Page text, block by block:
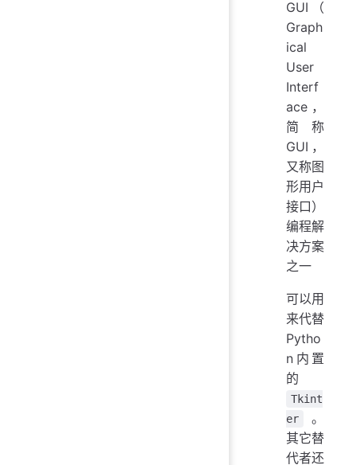
GUI（
Graph
ical
User
Interf
ace，
简称
GUI，
又称图
形用户
接口）
编程解
决方案
之一
可以用
来代替
Pytho
n内置
的
Tkint
er
。
其它替
代者还